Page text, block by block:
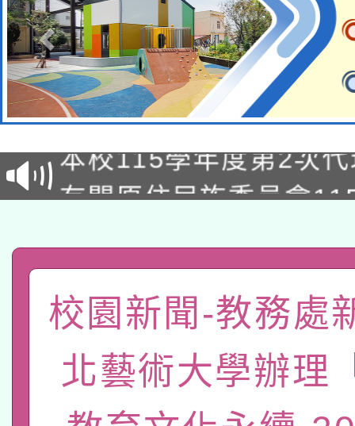
本校115學年度第1次
第3次招考甄選結果公
本校115學年度第2次
次招考甄選結果公告(
有關原住民族委員會
一案。
答一案
有關本府115年70歲以
人員健康講座「吃得安
心」，鼓勵退休同仁踴
本校115學年度第2次
招甄選結果公告(無人
招)
適應運動共學行動站研
本館辦理115年度閱讀
校園新聞-教務處
北藝術大學辦理